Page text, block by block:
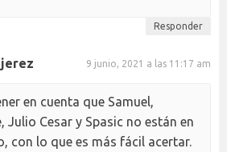
Responder
9 junio, 2021 a las 11:17 am
en cuenta que Samuel,
Julio Cesar y Spasic no están en
con lo que es más fácil acertar.